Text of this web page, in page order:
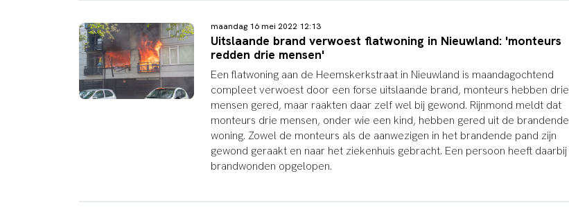
maandag 16 mei 2022 12:13
Uitslaande brand verwoest flatwoning in Nieuwland: 'monteurs
redden drie mensen'
Een flatwoning aan de Heemskerkstraat in Nieuwland is maandagochtend
compleet verwoest door een forse uitslaande brand, monteurs hebben drie
mensen gered, maar raakten daar zelf wel bij gewond. Rijnmond meldt dat
monteurs drie mensen, onder wie een kind, hebben gered uit de brandende
woning. Zowel de monteurs als de aanwezigen in het brandende pand zijn
gewond geraakt en naar het ziekenhuis gebracht. Een persoon heeft daarbij
brandwonden opgelopen.